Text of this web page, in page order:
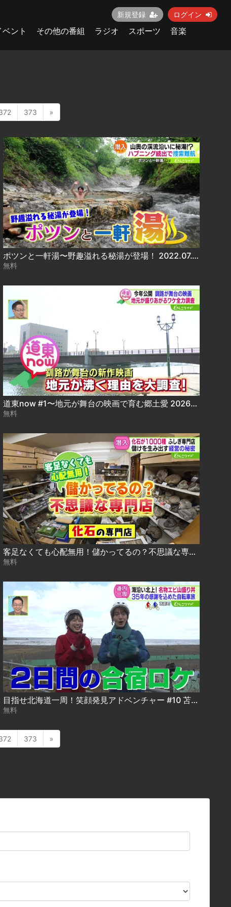
新規登録 ログイン
ベント その他の番組 ラジオ スポーツ
音楽
373 »
ポツンと一軒湯〜野趣溢れる秘湯が登場！ 2022.07.18放送
無料
道東now #1〜地元が舞台の映画で育む郷土愛 2026-04-02
無料
客足なくても心配無用！儲かってるの？不思議な専門店〜化石の専門店 2026-05-12
無料
目指せ北海道一周！笑顔発見アドベンチャー #10 苫前町から北へ！ 2025-12-03
無料
373 »